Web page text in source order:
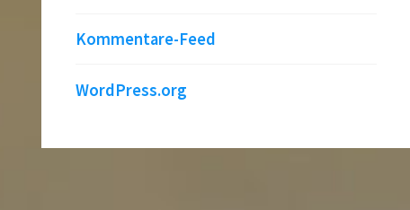
Kommentare-Feed
WordPress.org